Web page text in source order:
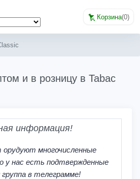
Корзина(0)
и в розницу в Tabac
информация!
орудуют многочисленные
у нас есть подтвержденные
в телеграмме!